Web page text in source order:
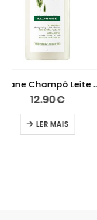
16.90
ADICIONAR